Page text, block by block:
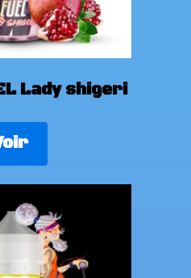
Lady shigeri